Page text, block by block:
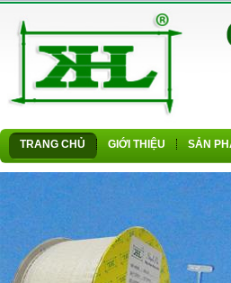
TRANG CHỦ GIỚI THIỆU SẢN